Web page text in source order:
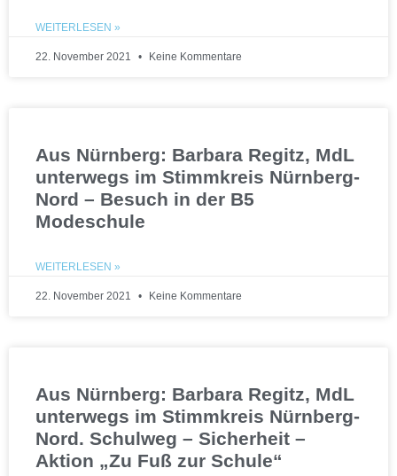
WEITERLESEN »
22. November 2021 Keine Kommentare
Aus Nürnberg: Barbara Regitz, MdL
unterwegs im Stimmkreis Nürnberg-
Nord – Besuch in der B5
Modeschule
WEITERLESEN »
22. November 2021 Keine Kommentare
Aus Nürnberg: Barbara Regitz, MdL
unterwegs im Stimmkreis Nürnberg-
Nord. Schulweg – Sicherheit –
Aktion „Zu Fuß zur Schule“